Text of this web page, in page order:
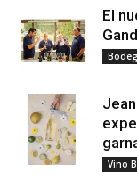
El
Vino